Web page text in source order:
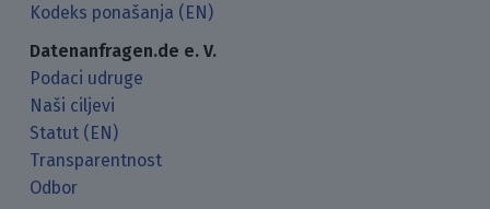
Kodeks ponašanja (EN)
Datenanfragen.de e. V.
Podaci udruge
Naši ciljevi
Statut (EN)
Transparentnost
Odbor